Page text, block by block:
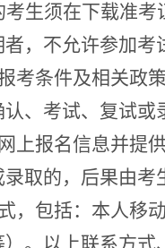
生须在下载准
，不允许参加考
考条件及相关政
、 考试、复试或
上报名信息并提
取的，后果由考
，包括：本人移
。以上联系方式